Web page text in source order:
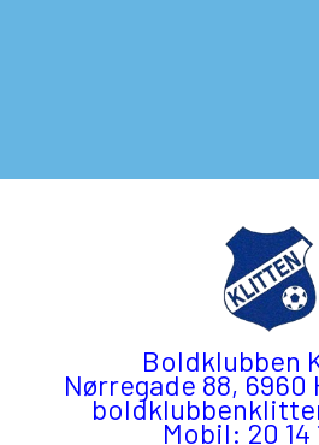
Boldklubben
Nørregade 88, 6960
Mobil: 20 14